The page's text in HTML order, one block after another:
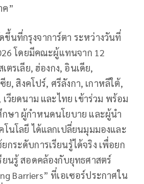
”
นที่กรุงจาการ์ตา ระหว่างวันที่
โดยมีคณะผู้แทนจาก 12
ตรเลีย, ฮ่องกง, อินเดีย,
ย, สิงคโปร์, ศรีลังกา, เกาหลีใต้,
วียดนาม และไทย เข้าร่วม พร้อม
กษา ผู้กำหนดนโยบาย และผู้นำ
นโลยี ได้แลกเปลี่ยนมุมมองและ
กระดับการเรียนรู้ได้จริง เพื่อยก
ยนรู้ สอดคล้องกับยุทธศาสตร์
Barriers” ที่เอเซอร์ประกาศใน